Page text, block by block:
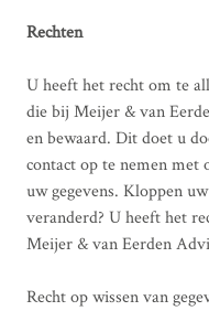
Rechten
U heeft het recht om te
die bij Meijer & van
en bewaard. Dit doet u
contact op te nemen met
uw gegevens. Kloppen
veranderd? U heeft het
Meijer & van Eerden
Recht op wissen van